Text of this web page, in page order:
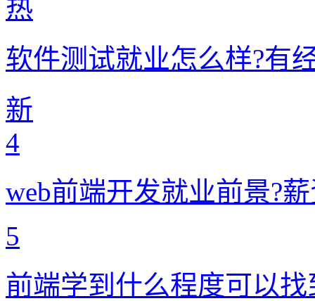
热
软件测试就业怎么样?有
新
4
web前端开发就业前景?
5
前端学到什么程度可以